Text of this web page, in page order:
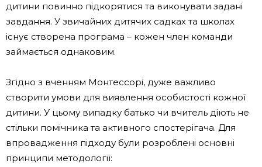
дитини повинно підкорятися та виконувати задані
завдання. У звичайних дитячих садках та школах
існує створена програма – кожен член команди
займається однаковим.
Згідно з вченням Монтессорі, дуже важливо
створити умови для виявлення особистості кожної
дитини. У цьому випадку батько чи вчитель діють не
стільки помічника та активного спостерігача. Для
впровадження підходу були розроблені основні
принципи методології: